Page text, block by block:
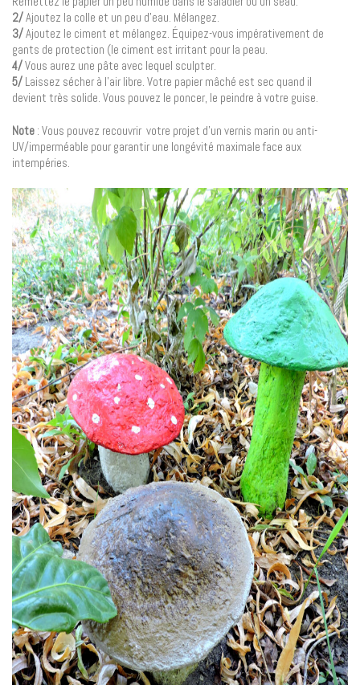
2/Ajoutez la colle et un peu d’eau. Mélangez.
3/Ajoutez le ciment et mélangez. Équipez-vous impérativement de
gants de protection (le ciment est irritant pour la peau.
4/Vous aurez une pâte avec lequel sculpter.
5/ Laissez sécher à l’air libre. Votre papier mâché est sec quand il
devient très solide. Vous pouvez le poncer, le peindre à votre guise.
Note : Vous pouvez recouvrir votre projet d’un vernis marin ou anti-
UV/imperméable pour garantir une longévité maximale face aux
intempéries.